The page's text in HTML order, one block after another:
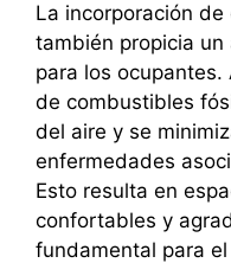
La incorporación
también propicia
para los
de combustibles
del aire y se
enfermedades
Esto resulta en
confortables y
fundamental para